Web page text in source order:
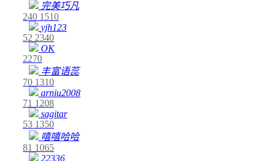
完美巧凡
240 1510
yjh123
52 2340
OK
2270
丰富语蕊
70 1310
arniu2008
71 1208
sagitar
53 1350
嘻嘻哈哈
81 1065
22336